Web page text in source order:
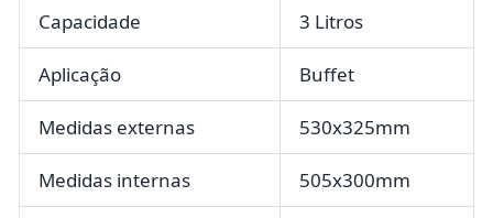
Capacidade 3 Litros
Aplicação Buffet
Medidas externas 530x325mm
Medidas internas 505x300mm